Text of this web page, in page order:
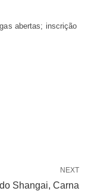
abertas; inscrição
NEXT
Shangai, Carna